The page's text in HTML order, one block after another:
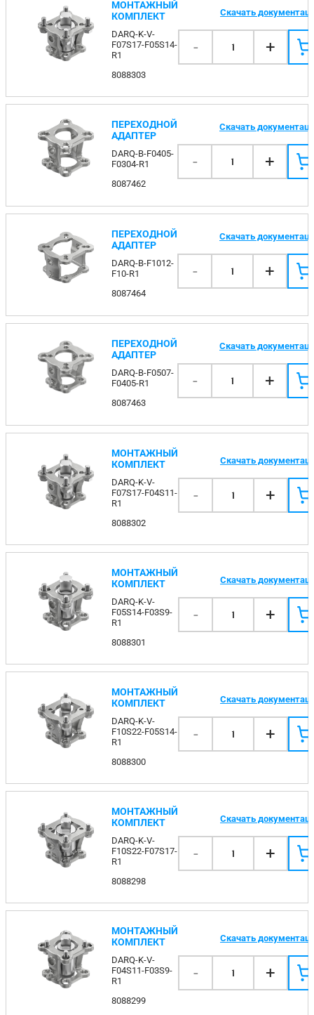
МОНТАЖНЫЙ
КОМПЛЕКТ
DARQ-K-V-
F07S17-F05S14-
R1
8088303
Скачать
- 1 +
ПЕРЕХОДНОЙ
АДАПТЕР
DARQ-B-F0405-
F0304-R1
8087462
Скачать
- 1 +
ПЕРЕХОДНОЙ
АДАПТЕР
DARQ-B-F1012-
F10-R1
8087464
Скачать
- 1 +
ПЕРЕХОДНОЙ
АДАПТЕР
DARQ-B-F0507-
F0405-R1
8087463
Скачать
- 1 +
МОНТАЖНЫЙ
КОМПЛЕКТ
DARQ-K-V-
F07S17-F04S11-
R1
8088302
Скачать
- 1 +
МОНТАЖНЫЙ
КОМПЛЕКТ
DARQ-K-V-
F05S14-F03S9-
R1
8088301
Скачать
- 1 +
МОНТАЖНЫЙ
КОМПЛЕКТ
DARQ-K-V-
F10S22-F05S14-
R1
8088300
Скачать
- 1 +
МОНТАЖНЫЙ
КОМПЛЕКТ
DARQ-K-V-
F10S22-F07S17-
R1
8088298
Скачать
- 1 +
МОНТАЖНЫЙ
КОМПЛЕКТ
DARQ-K-V-
F04S11-F03S9-
R1
8088299
Скачать
- 1 +